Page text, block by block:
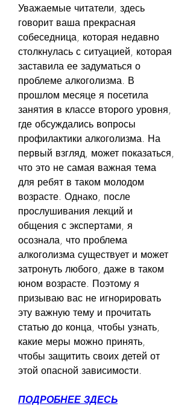
Уважаемые читатели, здесь
говорит ваша прекрасная
собеседница, которая недавно
столкнулась с ситуацией, которая
заставила ее задуматься о
проблеме алкоголизма. В
прошлом месяце я посетила
занятия в классе второго уровня,
где обсуждались вопросы
профилактики алкоголизма. На
первый взгляд, может показаться,
что это не самая важная тема
для ребят в таком молодом
возрасте. Однако, после
прослушивания лекций и
общения с экспертами, я
осознала, что проблема
алкоголизма существует и может
затронуть любого, даже в таком
юном возрасте. Поэтому я
призываю вас не игнорировать
эту важную тему и прочитать
статью до конца, чтобы узнать,
какие меры можно принять,
чтобы защитить своих детей от
этой опасной зависимости.
ПОДРОБНЕЕ ЗДЕСЬ